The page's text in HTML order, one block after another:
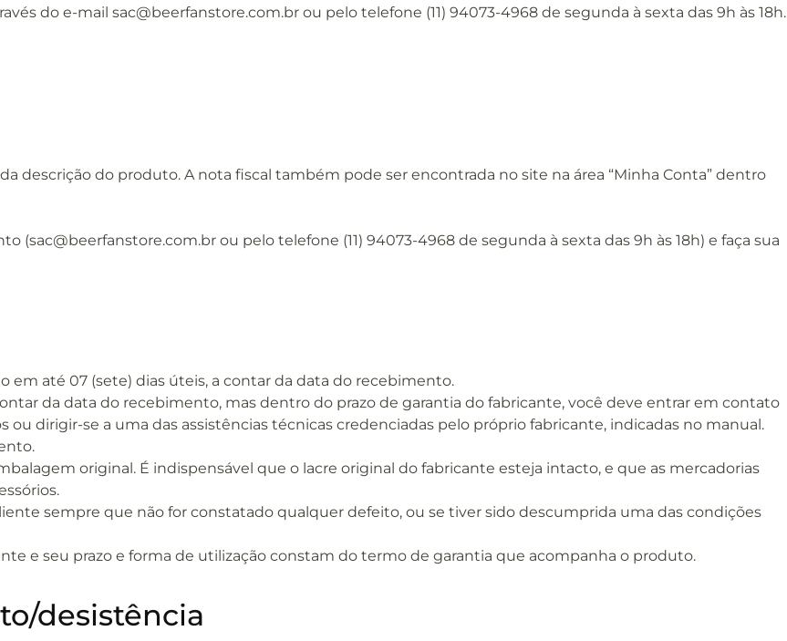
do e-mail sac@beerfanstore.com.br ou pelo telefone (11) 94073-4968 de segunda à sexta das 9h às 18h.
descrição do produto. A nota fiscal também pode ser encontrada no site na área “Minha Conta” dentro
ou pelo telefone (11) 94073-4968 de segunda à sexta das 9h às 18h) e faça sua
até 07 (sete) dias úteis, a contar da data do recebimento.
da data do recebimento, mas dentro do prazo de garantia do fabricante, você deve entrar em contato
dirigir-se a uma das assistências técnicas credenciadas pelo próprio fabricante, indicadas no manual.
original. É indispensável que o lacre original do fabricante esteja intacto, e que as mercadorias
sempre que não for constatado qualquer defeito, ou se tiver sido descumprida uma das condições
e seu prazo e forma de utilização constam do termo de garantia que acompanha o produto.
desistência